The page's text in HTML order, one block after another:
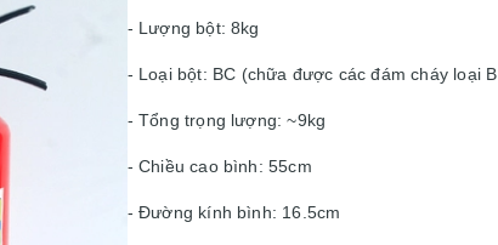
- Lượng bột: 8kg
- Loại bột: BC (chữa được các đám cháy loại
- Tổng trọng lượng: ~9kg
- Chiều cao bình: 55cm
- Đường kính bình: 16.5cm